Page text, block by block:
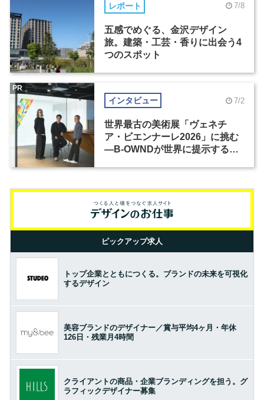
レポート 7/8
五感でめぐる、金沢デザイン
旅。建築・工芸・香りに出会う4
つのスポット
インタビュー 7/2
世界最古の美術展「ヴェネチ
ア・ビエンナーレ2026」に挑む
―B-OWNDが世界に提示する美
PR
ピックアップ求人
トップ企業とともにつくる。ブランドの未来を可視化
するデザイン
美容ブランドのデザイナー／賞与平均4ヶ月・年休
126日・残業月4時間
クライアントの商品・企業ブランディングを担う。グ
ラフィックデザイナー募集